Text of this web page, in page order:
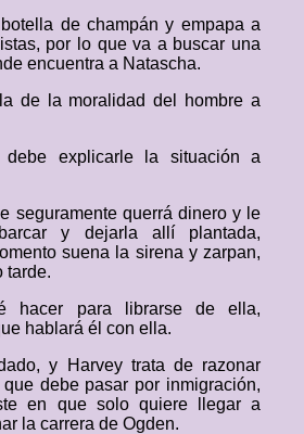
de champán y empapa a
por lo que va a buscar una
encuentra a Natascha.
de la moralidad del hombre a
explicarle la situación a
seguramente querrá dinero y le
y dejarla allí plantada,
suena la sirena y zarpan,
tarde.
hacer para librarse de ella,
hablará él con ella.
y Harvey trata de razonar
debe pasar por inmigración,
en que solo quiere llegar a
la carrera de Ogden.